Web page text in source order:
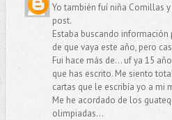
Yo también fuí niña Comillas
post.
Estaba buscando
de que vaya este año, pero
Fui hace más de... uf ya 15
que has escrito. Me siento
cartas que le escribía yo a mi
Me he acordado de los
olimpiadas...